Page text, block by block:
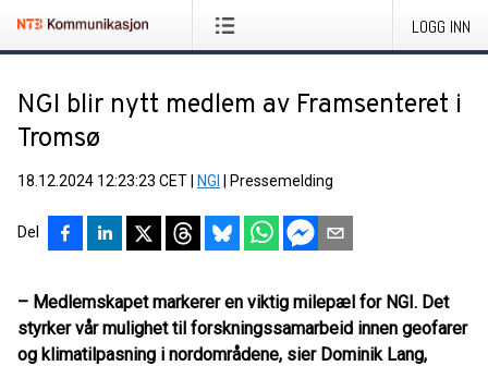
LOGG INN
NGI blir nytt medlem av Framsenteret i
Tromsø
18.12.2024 12:23:23 CET NGI Pressemelding
Del
– Medlemskapet markerer en viktig milepæl for NGI. Det
styrker vår mulighet til forskningssamarbeid innen geofarer
og klimatilpasning i nordområdene, sier Dominik Lang,